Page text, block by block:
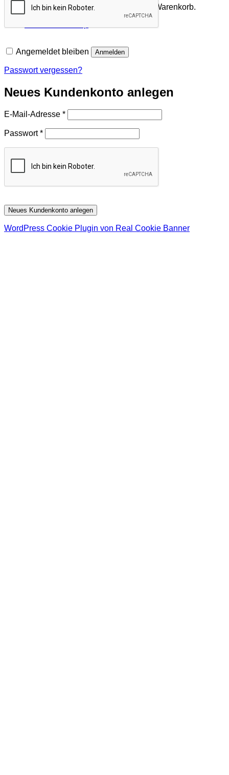
Es befinden sich keine Produkte im Warenkorb.
Angemeldet bleiben Anmelden
Passwort vergessen?
Neues Kundenkonto anlegen
E-Mail-Adresse *Erforderlich
Passwort*Erforderlich
Neues Kundenkonto anlegen
WordPress Cookie Plugin von Real Cookie Banner